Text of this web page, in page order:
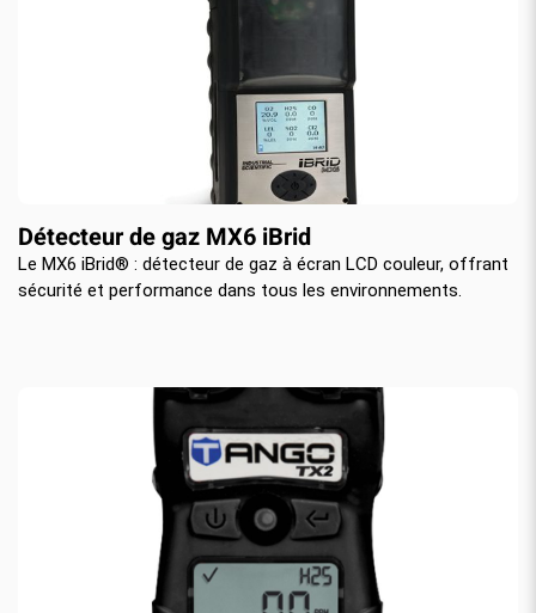
Détecteur de gaz MX6 iBrid
Le MX6 iBrid® : détecteur de gaz à écran LCD couleur, offrant
sécurité et performance dans tous les environnements.